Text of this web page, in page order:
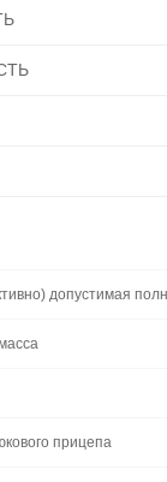
допустимая
прицепа